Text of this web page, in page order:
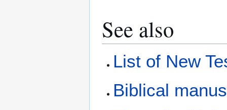
See also
List of New
Biblical